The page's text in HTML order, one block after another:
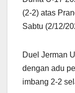
(2-2) atas
Sabtu (2/12/
Duel Jerman
dengan adu
imbang 2-2